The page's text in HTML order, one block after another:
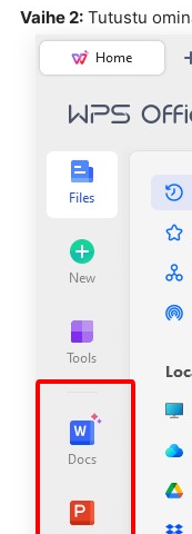
Vaihe 2: Tutustu